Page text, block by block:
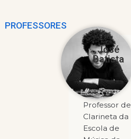
PROFESSORES
José
Batista
Professor de
Clarineta da
Escola de